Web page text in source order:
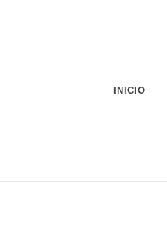
INICIO